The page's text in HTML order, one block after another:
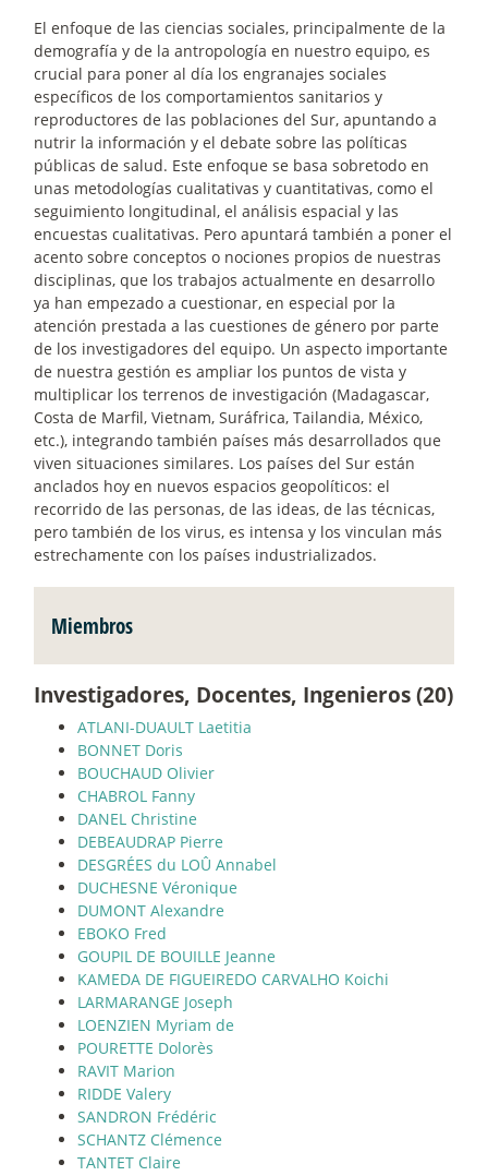
El enfoque de las ciencias sociales, principalmente de la
demografía y de la antropología en nuestro equipo, es
crucial para poner al día los engranajes sociales
específicos de los comportamientos sanitarios y
reproductores de las poblaciones del Sur, apuntando a
nutrir la información y el debate sobre las políticas
públicas de salud. Este enfoque se basa sobretodo en
unas metodologías cualitativas y cuantitativas, como el
seguimiento longitudinal, el análisis espacial y las
encuestas cualitativas. Pero apuntará también a poner el
acento sobre conceptos o nociones propios de nuestras
disciplinas, que los trabajos actualmente en desarrollo
ya han empezado a cuestionar, en especial por la
atención prestada a las cuestiones de género por parte
de los investigadores del equipo. Un aspecto importante
de nuestra gestión es ampliar los puntos de vista y
multiplicar los terrenos de investigación (Madagascar,
Costa de Marfil, Vietnam, Suráfrica, Tailandia, México,
etc.), integrando también países más desarrollados que
viven situaciones similares. Los países del Sur están
anclados hoy en nuevos espacios geopolíticos: el
recorrido de las personas, de las ideas, de las técnicas,
pero también de los virus, es intensa y los vinculan más
estrechamente con los países industrializados.
Miembros
Investigadores, Docentes, Ingenieros (20)
ATLANI-DUAULT Laetitia
BONNET Doris
BOUCHAUD Olivier
CHABROL Fanny
DANEL Christine
DEBEAUDRAP Pierre
DESGRÉES du LOÛ Annabel
DUCHESNE Véronique
DUMONT Alexandre
EBOKO Fred
GOUPIL DE BOUILLE Jeanne
KAMEDA DE FIGUEIREDO CARVALHO Koichi
LARMARANGE Joseph
LOENZIEN Myriam de
POURETTE Dolorès
RAVIT Marion
RIDDE Valery
SANDRON Frédéric
SCHANTZ Clémence
TANTET Claire